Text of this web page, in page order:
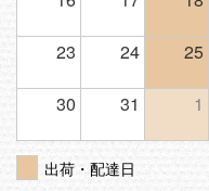
23 24 25
30 31 1
出荷・配達日